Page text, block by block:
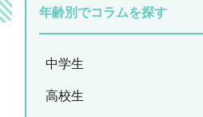
年齢別でコラムを探す
中学生
高校生